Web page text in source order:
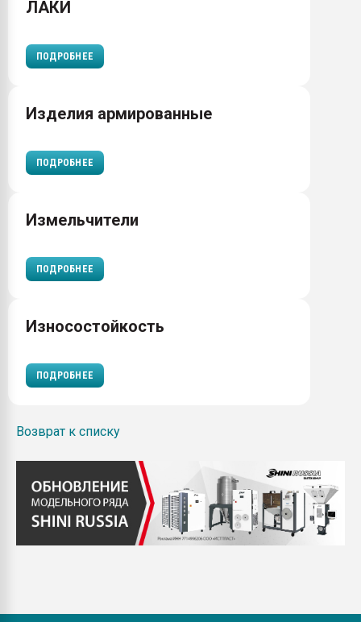
ЛАКИ
ПОДРОБНЕЕ
Изделия армированные
ПОДРОБНЕЕ
Измельчители
ПОДРОБНЕЕ
Износостойкость
ПОДРОБНЕЕ
Возврат к списку